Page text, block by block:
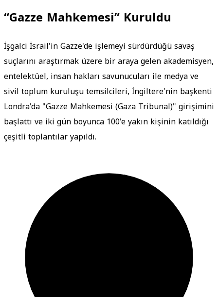
“Gazze Mahkemesi” Kuruldu
İşgalci İsrail'in Gazze'de işlemeyi sürdürdüğü savaş
suçlarını araştırmak üzere bir araya gelen akademisyen,
entelektüel, insan hakları savunucuları ile medya ve
sivil toplum kuruluşu temsilcileri, İngiltere'nin başkenti
Londra'da "Gazze Mahkemesi (Gaza Tribunal)" girişimini
başlattı ve iki gün boyunca 100'e yakın kişinin katıldığı
çeşitli toplantılar yapıldı.